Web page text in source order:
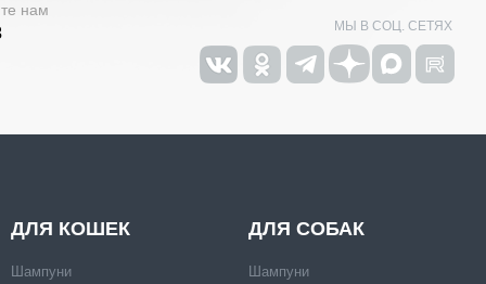
нам
МЫ В СОЦ. СЕТЯХ
ДЛЯ КОШЕК
Шампуни
ДЛЯ СОБАК
Шампуни